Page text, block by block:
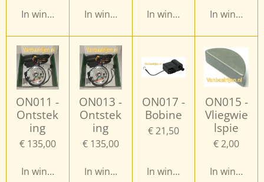
In winkelwagenIn winkelwagenIn winkelwagenIn
ON011 -
Ontstek
ing
€ 135,00
In winkelwagen
ON013 -
Ontstek
ing
€ 135,00
In winkelwagen
ON017 -
Bobine
€ 21,50
In winkelwagen
ON015 -
Vliegwie
lspie
€ 2,00
In